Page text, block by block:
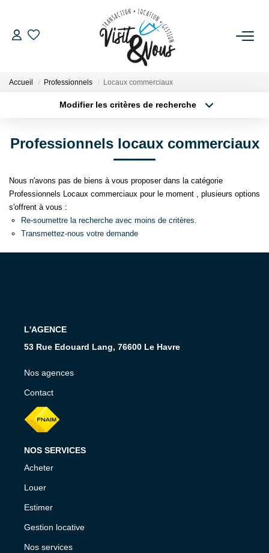
ACHETER
Accueil Professionnels Locaux commerciaux
Modifier les critères de recherche
Plus de critères Créer une alerte
Professionnels locaux commerciaux
Nous n'avons pas de biens à vous proposer dans la catégorie
Professionnels Locaux commerciaux pour le moment , plusieurs options
s'offrent à vous :
Re-soumettre la recherche avec moins de critères.
Transmettez-nous votre demande
L'AGENCE
53 Rue Edouard Lang, 76600 Le Havre
Nos agences
Contact
NOS SERVICES
Acheter
Louer
Estimer
Gestion locative
Nos services